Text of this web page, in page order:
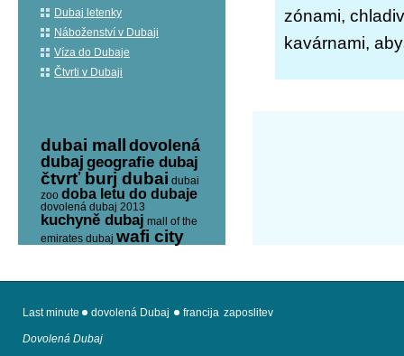
zónami,
kavárnami,
Dubaj letenky
Náboženství v Dubaji
Víza do Dubaje
Čtvrti v Dubaji
dubai mall
dovolená
dubaj geografie dubaj
čtvrť burj dubai dubai
zoo doba letu do dubaje
dovolená dubaj 2013
kuchyně dubaj mall of the
emirates dubaj wafi city
Last minute dovolená Dubaj francija zaposlitev
Dovolená Dubaj